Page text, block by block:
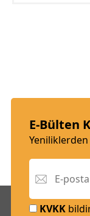
E-Bülten
KVKK